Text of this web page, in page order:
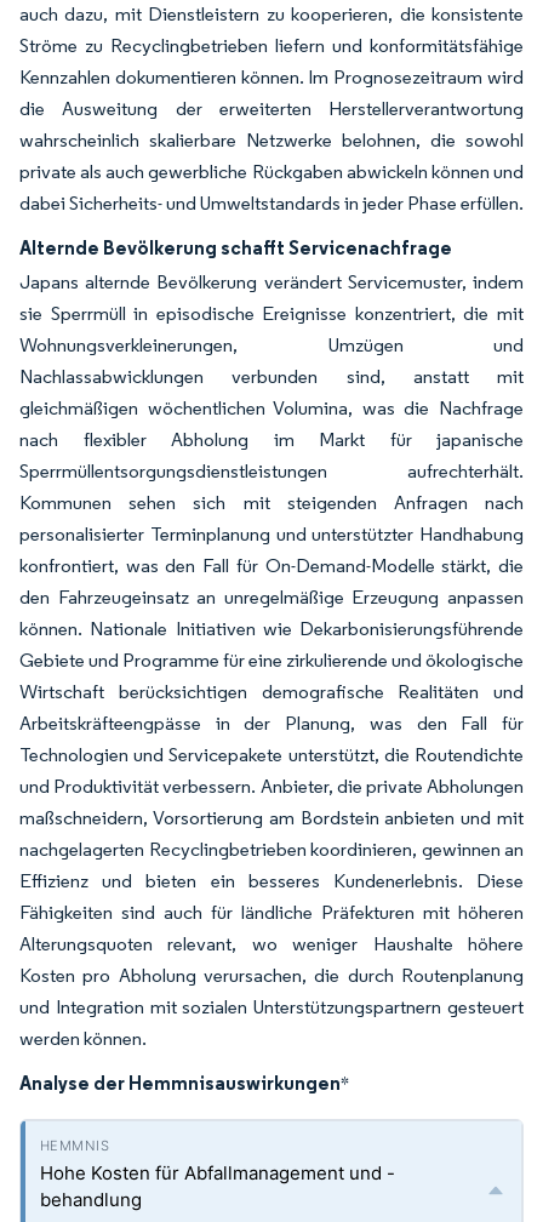
auch dazu, mit Dienstleistern zu kooperieren, die konsistente
Ströme zu Recyclingbetrieben liefern und konformitätsfähige
Kennzahlen dokumentieren können. Im Prognosezeitraum wird
die Ausweitung der erweiterten Herstellerverantwortung
wahrscheinlich skalierbare Netzwerke belohnen, die sowohl
private als auch gewerbliche Rückgaben abwickeln können und
dabei Sicherheits- und Umweltstandards in jeder Phase erfüllen.
Alternde Bevölkerung schafft Servicenachfrage
Japans alternde Bevölkerung verändert Servicemuster, indem
sie Sperrmüll in episodische Ereignisse konzentriert, die mit
Wohnungsverkleinerungen, Umzügen und
Nachlassabwicklungen verbunden sind, anstatt mit
gleichmäßigen wöchentlichen Volumina, was die Nachfrage
nach flexibler Abholung im Markt für japanische
Sperrmüllentsorgungsdienstleistungen aufrechterhält.
Kommunen sehen sich mit steigenden Anfragen nach
personalisierter Terminplanung und unterstützter Handhabung
konfrontiert, was den Fall für On-Demand-Modelle stärkt, die
den Fahrzeugeinsatz an unregelmäßige Erzeugung anpassen
können. Nationale Initiativen wie Dekarbonisierungsführende
Gebiete und Programme für eine zirkulierende und ökologische
Wirtschaft berücksichtigen demografische Realitäten und
Arbeitskräfteengpässe in der Planung, was den Fall für
Technologien und Servicepakete unterstützt, die Routendichte
und Produktivität verbessern. Anbieter, die private Abholungen
maßschneidern, Vorsortierung am Bordstein anbieten und mit
nachgelagerten Recyclingbetrieben koordinieren, gewinnen an
Effizienz und bieten ein besseres Kundenerlebnis. Diese
Fähigkeiten sind auch für ländliche Präfekturen mit höheren
Alterungsquoten relevant, wo weniger Haushalte höhere
Kosten pro Abholung verursachen, die durch Routenplanung
und Integration mit sozialen Unterstützungspartnern gesteuert
werden können.
Analyse der Hemmnisauswirkungen*
Hohe Kosten für Abfallmanagement und -
behandlung